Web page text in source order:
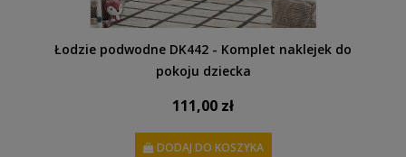
Łodzie podwodne DK442 - Komplet naklejek do
pokoju dziecka
111,00 zł
DODAJ DO KOSZYKA